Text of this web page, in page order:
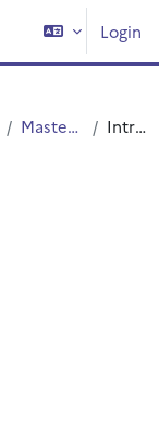
Login
Master 1 Physique Introduzione